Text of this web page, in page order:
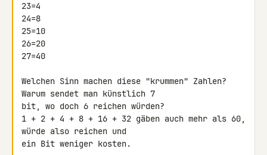
23=4
24=8
25=10
26=20
27=40
Welchen Sinn machen diese "krummen" Zahlen?
Warum sendet man künstlich 7
bit, wo doch 6 reichen würden?
1 + 2 + 4 + 8 + 16 + 32 gäben auch mehr als 60,
würde also reichen und
ein Bit weniger kosten.